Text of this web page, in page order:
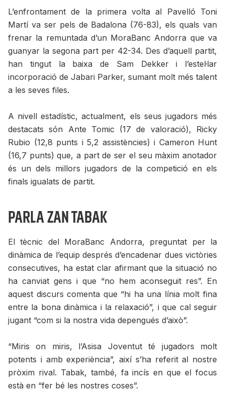
L’enfrontament de la primera volta al Pavelló Toni
Martí va ser pels de Badalona (76-83), els quals van
frenar la remuntada d’un MoraBanc Andorra que va
guanyar la segona part per 42-34. Des d’aquell partit,
han tingut la baixa de Sam Dekker i l’estel·lar
incorporació de Jabari Parker, sumant molt més talent
a les seves files.
A nivell estadístic, actualment, els seus jugadors més
destacats són Ante Tomic (17 de valoració), Ricky
Rubio (12,8 punts i 5,2 assistències) i Cameron Hunt
(16,7 punts) que, a part de ser el seu màxim anotador
és un dels millors jugadors de la competició en els
finals igualats de partit.
Parla Zan Tabak
El tècnic del MoraBanc Andorra, preguntat per la
dinàmica de l’equip després d’encadenar dues victòries
consecutives, ha estat clar afirmant que la situació no
ha canviat gens i que “no hem aconseguit res”. En
aquest discurs comenta que “hi ha una línia molt fina
entre la bona dinàmica i la relaxació”, i que cal seguir
jugant “com si la nostra vida depengués d’això”.
“Miris on miris, l’Asisa Joventut té jugadors molt
potents i amb experiència”, així s’ha referit al nostre
pròxim rival. Tabak, també, fa incís en que el focus
està en “fer bé les nostres coses”.